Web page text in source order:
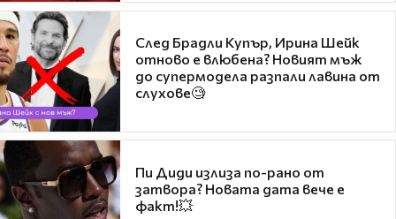
След Брадли Купър, Ирина Шейк
отново е влюбена? Новият мъж
до супермодела разпали лавина от
слухове🧐
Пи Диди излиза по-рано от
затвора? Новата дата вече е
факт!💥